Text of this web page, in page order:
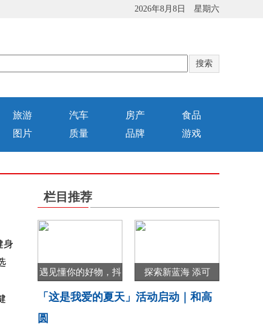
2026年8月8日 星期六
旅游 汽车 房产
食品
图片 质量 品牌 游戏
身
栏目推荐
遇见懂你的好物，抖 探索新蓝海 添可
「这是我爱的夏天」活动启动｜和高
圆